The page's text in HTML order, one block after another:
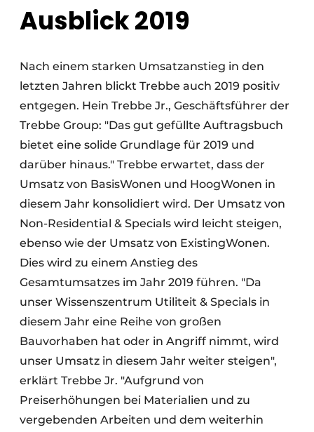
Ausblick 2019
Nach einem starken Umsatzanstieg in den
letzten Jahren blickt Trebbe auch 2019 positiv
entgegen. Hein Trebbe Jr., Geschäftsführer der
Trebbe Group: "Das gut gefüllte Auftragsbuch
bietet eine solide Grundlage für 2019 und
darüber hinaus." Trebbe erwartet, dass der
Umsatz von BasisWonen und HoogWonen in
diesem Jahr konsolidiert wird. Der Umsatz von
Non-Residential & Specials wird leicht steigen,
ebenso wie der Umsatz von ExistingWonen.
Dies wird zu einem Anstieg des
Gesamtumsatzes im Jahr 2019 führen. "Da
unser Wissenszentrum Utiliteit & Specials in
diesem Jahr eine Reihe von großen
Bauvorhaben hat oder in Angriff nimmt, wird
unser Umsatz in diesem Jahr weiter steigen",
erklärt Trebbe Jr. "Aufgrund von
Preiserhöhungen bei Materialien und zu
vergebenden Arbeiten und dem weiterhin